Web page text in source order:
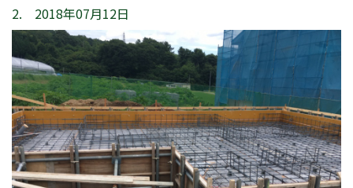
2. 2018年07月12日